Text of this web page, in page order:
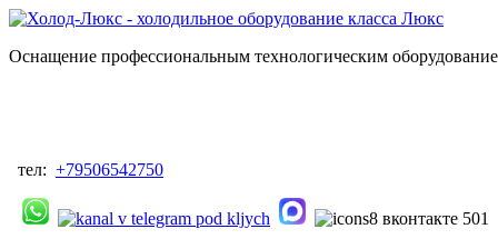
Оснащение профессиональным технологическим
тел: +79506542750